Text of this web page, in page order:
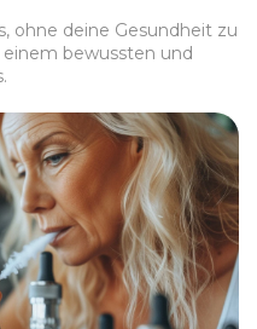
ohne deine Gesundheit zu
einem bewussten und